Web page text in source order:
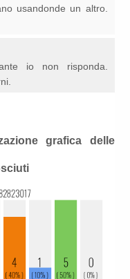
usandonde un altro.
io non risponda.
grafica delle